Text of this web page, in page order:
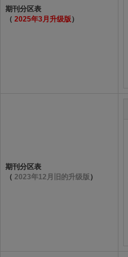
期刊分区表
（ 2025年3月升级版 ）
期刊分区表
（ 2023年12月旧的升级版 ）